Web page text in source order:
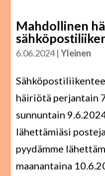
Mahdollinen
6.06.2024|Yleinen
häiriötä perjantain
sunnuntain
lähettämiäsi
pyydämme
maanantaina